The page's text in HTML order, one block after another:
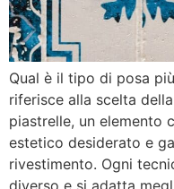
Qual è il tipo di posa
riferisce alla scelta
piastrelle, un elemento
estetico desiderato e
rivestimento. Ogni